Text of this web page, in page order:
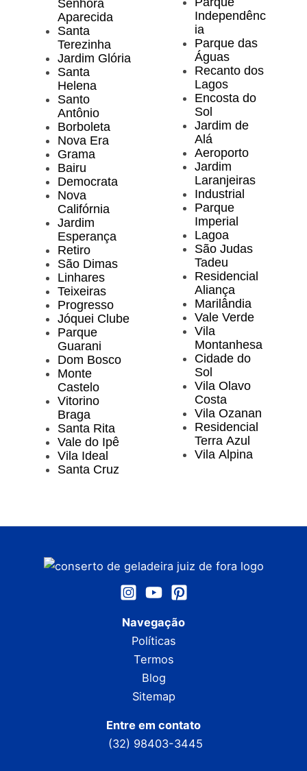
Senhora
Aparecida
Santa
Terezinha
Jardim Glória
Santa
Helena
Santo
Antônio
Borboleta
Nova Era
Grama
Bairu
Democrata
Nova
Califórnia
Jardim
Esperança
Retiro
São Dimas
Linhares
Teixeiras
Progresso
Jóquei Clube
Parque
Guarani
Dom Bosco
Monte
Castelo
Vitorino
Braga
Santa Rita
Vale do Ipê
Vila Ideal
Santa Cruz
Independênc
ia
Parque das
Águas
Recanto dos
Lagos
Encosta do
Sol
Jardim de
Alá
Aeroporto
Jardim
Laranjeiras
Industrial
Parque
Imperial
Lagoa
São Judas
Tadeu
Residencial
Aliança
Marilândia
Vale Verde
Vila
Montanhesa
Cidade do
Sol
Vila Olavo
Costa
Vila Ozanan
Residencial
Terra Azul
Vila Alpina
Navegação
Políticas
Termos
Blog
Sitemap
Entre em contato
(32) 98403-3445